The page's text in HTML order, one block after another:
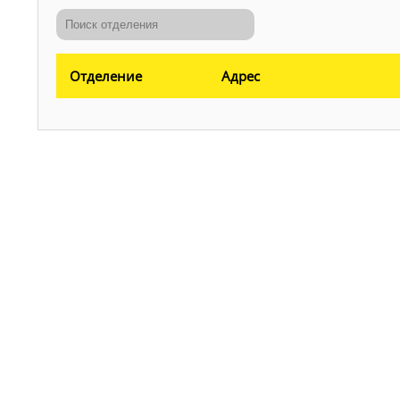
Отделение Адрес